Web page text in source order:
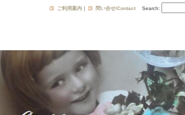
ご利用案内 ｜ 問い合せ/Contact Search: